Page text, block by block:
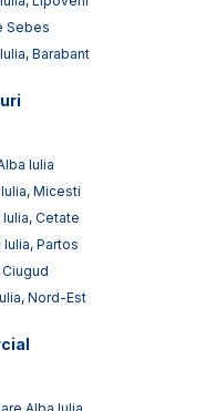
Sebes
Barabant
Iulia
Micesti
Cetate
Partos
Nord-Est